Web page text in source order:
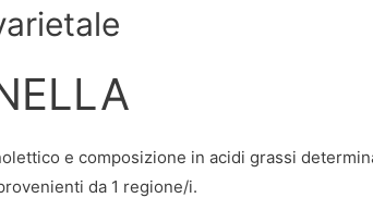
e composizione in acidi grassi
da 1 regione/i.